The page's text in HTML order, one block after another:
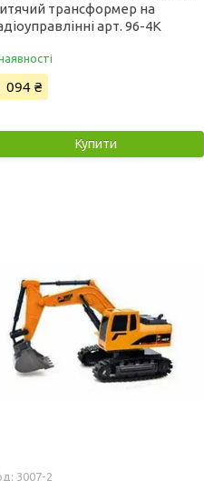
трансформер на
арт. 96-4K
094 ₴
Купити
3007-2